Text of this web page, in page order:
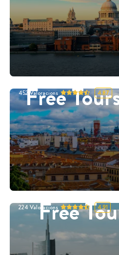
Free
452 Valoracions 4.87
Free
224 Valoracions 4.91